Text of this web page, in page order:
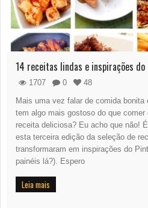
14 receitas lindas e inspirações
1707 0
48
Mais uma vez falar de comida bonita
tem algo mais gostoso do que comer
receita deliciosa? Eu acho que não!
esta terceira edição da seleção de
transformaram em inspirações do
painéis lá?). Espero
Leia mais